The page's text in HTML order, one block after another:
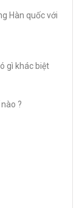
Hàn quốc với
gì khác biệt
?